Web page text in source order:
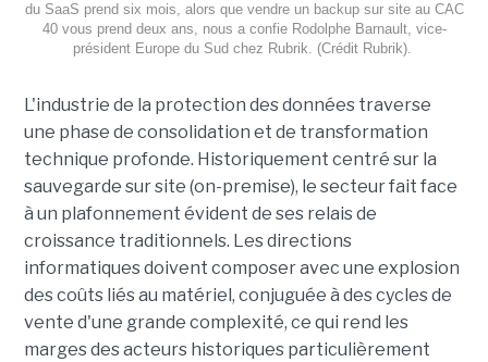
du SaaS prend six mois, alors que vendre un backup sur site au CAC
40 vous prend deux ans, nous a confie Rodolphe Barnault, vice-
président Europe du Sud chez Rubrik. (Crédit Rubrik).
L'industrie de la protection des données traverse
une phase de consolidation et de transformation
technique profonde. Historiquement centré sur la
sauvegarde sur site (on-premise), le secteur fait face
à un plafonnement évident de ses relais de
croissance traditionnels. Les directions
informatiques doivent composer avec une explosion
des coûts liés au matériel, conjuguée à des cycles de
vente d'une grande complexité, ce qui rend les
marges des acteurs historiques particulièrement